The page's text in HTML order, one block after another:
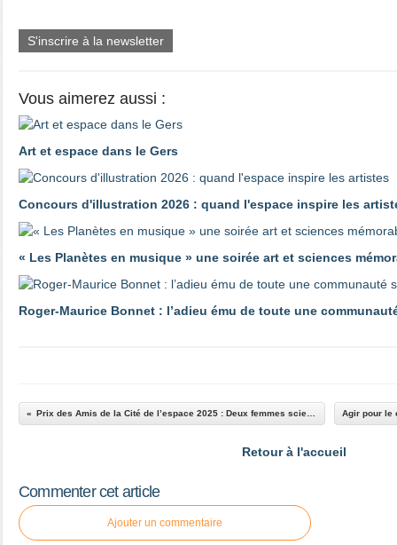
S'inscrire à la newsletter
Vous aimerez aussi :
Art et espace dans le Gers
Concours d'illustration 2026 : quand l'espace inspire les
« Les Planètes en musique » une soirée art et sciences
Roger‑Maurice Bonnet : l’adieu ému de toute une
Retour à l'accueil
Commenter cet article
Ajouter un commentaire